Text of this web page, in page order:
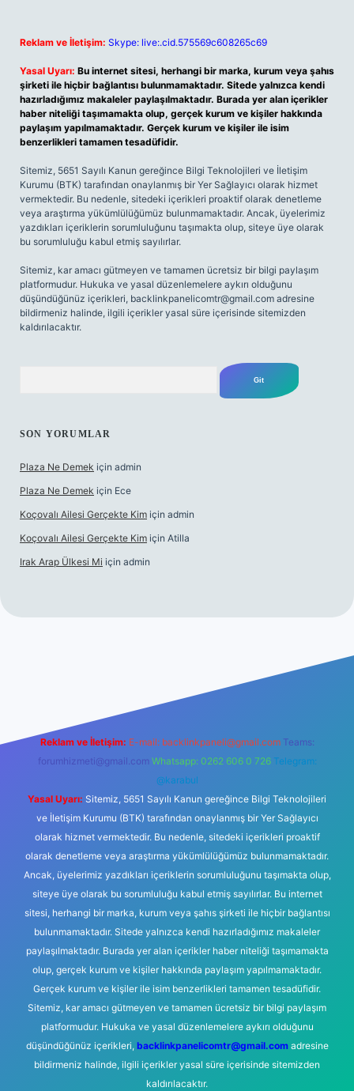
Reklam ve İletişim: Skype: live:.cid.575569c608265c69
Yasal Uyarı: Bu internet sitesi, herhangi bir marka, kurum veya şahıs
şirketi ile hiçbir bağlantısı bulunmamaktadır. Sitede yalnızca kendi
hazırladığımız makaleler paylaşılmaktadır. Burada yer alan içerikler
haber niteliği taşımamakta olup, gerçek kurum ve kişiler hakkında
paylaşım yapılmamaktadır. Gerçek kurum ve kişiler ile isim
benzerlikleri tamamen tesadüfidir.
Sitemiz, 5651 Sayılı Kanun gereğince Bilgi Teknolojileri ve İletişim
Kurumu (BTK) tarafından onaylanmış bir Yer Sağlayıcı olarak hizmet
vermektedir. Bu nedenle, sitedeki içerikleri proaktif olarak denetleme
veya araştırma yükümlülüğümüz bulunmamaktadır. Ancak, üyelerimiz
yazdıkları içeriklerin sorumluluğunu taşımakta olup, siteye üye olarak
bu sorumluluğu kabul etmiş sayılırlar.
Sitemiz, kar amacı gütmeyen ve tamamen ücretsiz bir bilgi paylaşım
platformudur. Hukuka ve yasal düzenlemelere aykırı olduğunu
düşündüğünüz içerikleri, backlinkpanelicomtr@gmail.com adresine
bildirmeniz halinde, ilgili içerikler yasal süre içerisinde sitemizden
kaldırılacaktır.
SON YORUMLAR
Plaza Ne Demek için admin
Plaza Ne Demek için Ece
Koçovalı Ailesi Gerçekte Kim için admin
Koçovalı Ailesi Gerçekte Kim için Atilla
Irak Arap Ülkesi Mi için admin
Reklam ve İletişim: E-mail: backlinkpaneli@gmail.com Teams:
forumhizmeti@gmail.com Whatsapp: 0262 606 0 726 Telegram:
@karabul
Yasal Uyarı: Sitemiz, 5651 Sayılı Kanun gereğince Bilgi Teknolojileri
ve İletişim Kurumu (BTK) tarafından onaylanmış bir Yer Sağlayıcı
olarak hizmet vermektedir. Bu nedenle, sitedeki içerikleri proaktif
olarak denetleme veya araştırma yükümlülüğümüz bulunmamaktadır.
Ancak, üyelerimiz yazdıkları içeriklerin sorumluluğunu taşımakta olup,
siteye üye olarak bu sorumluluğu kabul etmiş sayılırlar. Bu internet
sitesi, herhangi bir marka, kurum veya şahıs şirketi ile hiçbir bağlantısı
bulunmamaktadır. Sitede yalnızca kendi hazırladığımız makaleler
paylaşılmaktadır. Burada yer alan içerikler haber niteliği taşımamakta
olup, gerçek kurum ve kişiler hakkında paylaşım yapılmamaktadır.
Gerçek kurum ve kişiler ile isim benzerlikleri tamamen tesadüfidir.
Sitemiz, kar amacı gütmeyen ve tamamen ücretsiz bir bilgi paylaşım
platformudur. Hukuka ve yasal düzenlemelere aykırı olduğunu
düşündüğünüz içerikleri, backlinkpanelicomtr@gmail.comadresine
bildirmeniz halinde, ilgili içerikler yasal süre içerisinde sitemizden
kaldırılacaktır.